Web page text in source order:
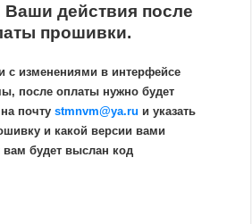
действия после
прошивки.
с изменениями в интерфейсе
после оплаты нужно будет
почтуstmnvm@ya.ru и указать
и какой версии вами
вам будет выслан код